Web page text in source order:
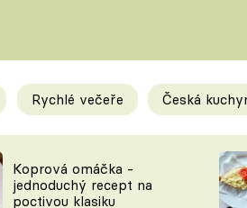
triky
Rychlé večeře Česká
Koprová omáčka -
jednoduchý recept na
poctivou klasiku